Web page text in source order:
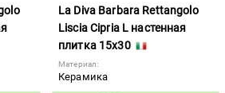
La Diva Barbara Rettangolo
Liscia Cipria L настенная
плитка 15x30
Материал:
Керамика